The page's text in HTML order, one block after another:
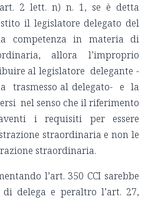
2 lett. n) n. 1, se è detta
il legislatore delegato del
competenza in materia di
allora l’improprio
al legislatore delegante -
trasmesso al delegato- e la
nel senso che il riferimento
i requisiti per essere
straordinaria e non le
straordinaria.
l’art. 350 CCI sarebbe
delega e peraltro l’art. 27,